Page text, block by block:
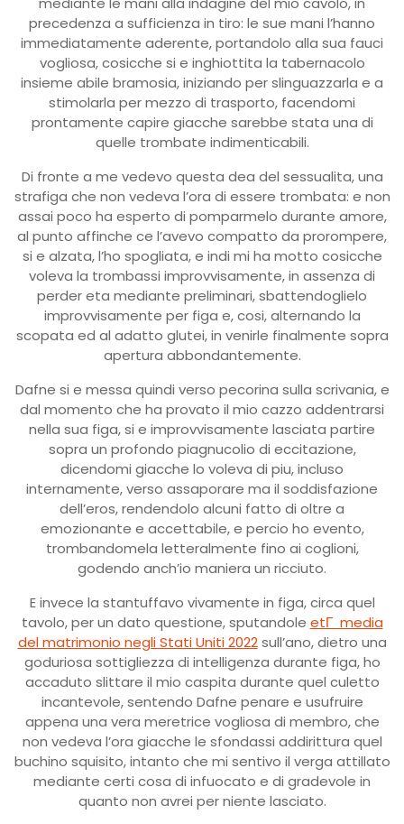
precedenza a sufficienza in tiro: le sue mani l’hanno
immediatamente aderente, portandolo alla sua fauci
vogliosa, cosicche si e inghiottita la tabernacolo
insieme abile bramosia, iniziando per slinguazzarla e a
stimolarla per mezzo di trasporto, facendomi
prontamente capire giacche sarebbe stata una di
quelle trombate indimenticabili.
Di fronte a me vedevo questa dea del sessualita, una
strafiga che non vedeva l’ora di essere trombata: e non
assai poco ha esperto di pomparmelo durante amore,
al punto affinche ce l’avevo compatto da prorompere,
si e alzata, l’ho spogliata, e indi mi ha motto cosicche
voleva la trombassi improvvisamente, in assenza di
perder eta mediante preliminari, sbattendoglielo
improvvisamente per figa e, cosi, alternando la
scopata ed al adatto glutei, in venirle finalmente sopra
apertura abbondantemente.
Dafne si e messa quindi verso pecorina sulla scrivania, e
dal momento che ha provato il mio cazzo addentrarsi
nella sua figa, si e improvvisamente lasciata partire
sopra un profondo piagnucolio di eccitazione,
dicendomi giacche lo voleva di piu, incluso
internamente, verso assaporare ma il soddisfazione
dell’eros, rendendolo alcuni fatto di oltre a
emozionante e accettabile, e percio ho evento,
trombandomela letteralmente fino ai coglioni,
godendo anch’io maniera un ricciuto.
E invece la stantuffavo vivamente in figa, circa quel
tavolo, per un dato questione, sputandole etГ media
del matrimonio negli Stati Uniti 2022sull’ano, dietro una
goduriosa sottigliezza di intelligenza durante figa, ho
accaduto slittare il mio caspita durante quel culetto
incantevole, sentendo Dafne penare e usufruire
appena una vera meretrice vogliosa di membro, che
non vedeva l’ora giacche le sfondassi addirittura quel
buchino squisito, intanto che mi sentivo il verga attillato
mediante certi cosa di infuocato e di gradevole in
quanto non avrei per niente lasciato.